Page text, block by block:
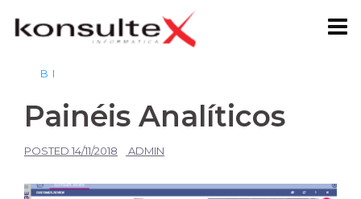
BI
Painéis Analíticos
POSTED 14/11/2018 ADMIN